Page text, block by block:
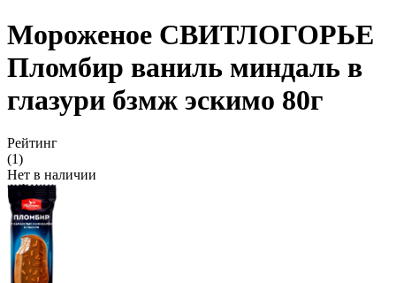
Мороженое СВИТЛОГОРЬЕ
Пломбир ваниль миндаль в
глазури бзмж эскимо 80г
Рейтинг
(1)
Нет в наличии